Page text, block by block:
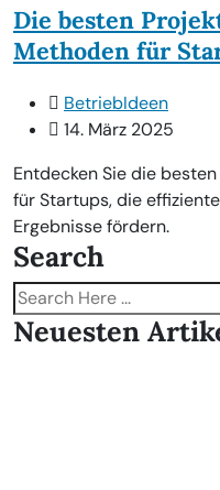
Die besten
Methoden für
BetriebIdeen
14. März 2025
Entdecken Sie die
für Startups, die
Ergebnisse fördern.
Search
Neuesten